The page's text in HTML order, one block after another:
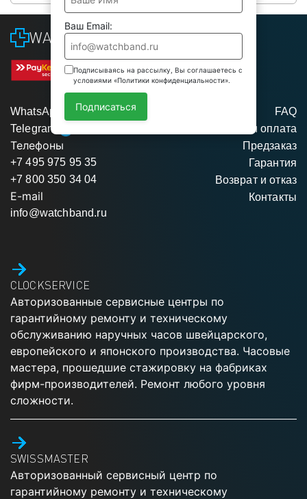
Ваш Email:
Подписываясь на рассылку, Вы соглашаетесь с
условиями «Политики конфиденциальности».
Подписаться
WATCHBAND
WhatsApp
Telegram
Телефоны
+7 495 975 95 35
+7 800 350 34 04
E-mail
info@watchband.ru
FAQ
Доставка и оплата
Предзаказ
Гарантия
Возврат и отказ
Контакты
CLOCKSERVICE
Авторизованные сервисные центры по
гарантийному ремонту и техническому
обслуживанию наручных часов швейцарского,
европейского и японского производства. Часовые
мастера, прошедшие стажировку на фабриках
фирм-производителей. Ремонт любого уровня
сложности.
SWISSMASTER
Авторизованный сервисный центр по
гарантийному ремонту и техническому